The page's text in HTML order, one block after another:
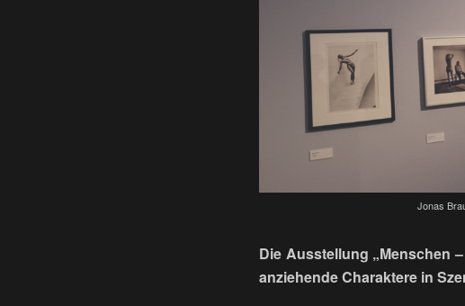
Jonas
Die Ausstellung „Menschen
anziehende Charaktere in